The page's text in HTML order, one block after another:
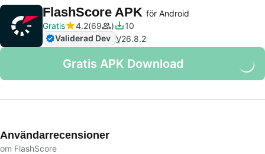
FlashScore APK för Android
Gratis
4.2 69
10
Validerad Dev V26.8.2
Gratis APK Download
Användarrecensioner
om FlashScore